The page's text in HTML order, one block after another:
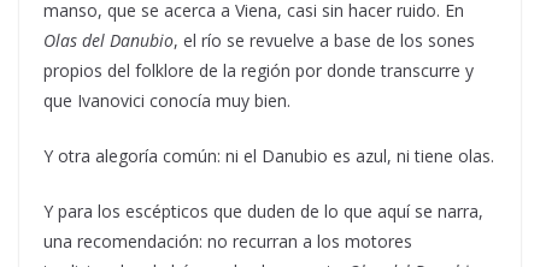
manso, que se acerca a Viena, casi sin hacer ruido. En
Olas del Danubio, el río se revuelve a base de los sones
propios del folklore de la región por donde transcurre y
que Ivanovici conocía muy bien.
Y otra alegoría común: ni el Danubio es azul, ni tiene olas.
Y para los escépticos que duden de lo que aquí se narra,
una recomendación: no recurran a los motores